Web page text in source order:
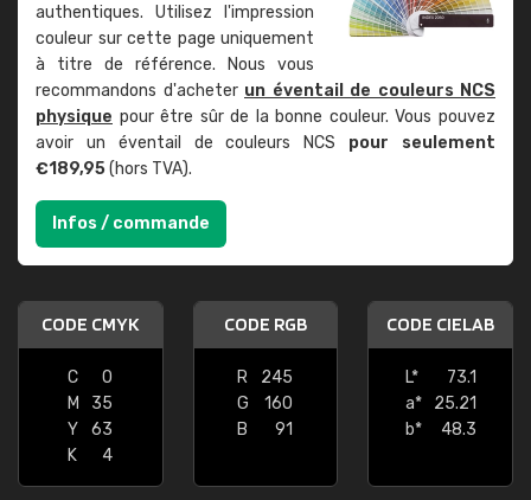
authentiques. Utilisez l'impression
couleur sur cette page uniquement
à titre de référence. Nous vous
recommandons d'acheter un éventail de couleurs NCS
physique pour être sûr de la bonne couleur. Vous pouvez
avoir un éventail de couleurs NCS pour seulement
€189,95(hors TVA).
Infos / commande
CODE CMYK
C
0
M
35
Y
63
K
4
CODE RGB
R
245
G
160
B
91
CODE CIELAB
L*
73.1
a*
25.21
b*
48.3